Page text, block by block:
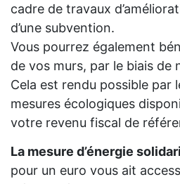
cadre de travaux
d’une subvention.
Vous pourrez également
de vos murs, par le biais de
Cela est rendu possible par
mesures écologiques
votre revenu fiscal de
La mesure d’énergie
pour un euro vous ait